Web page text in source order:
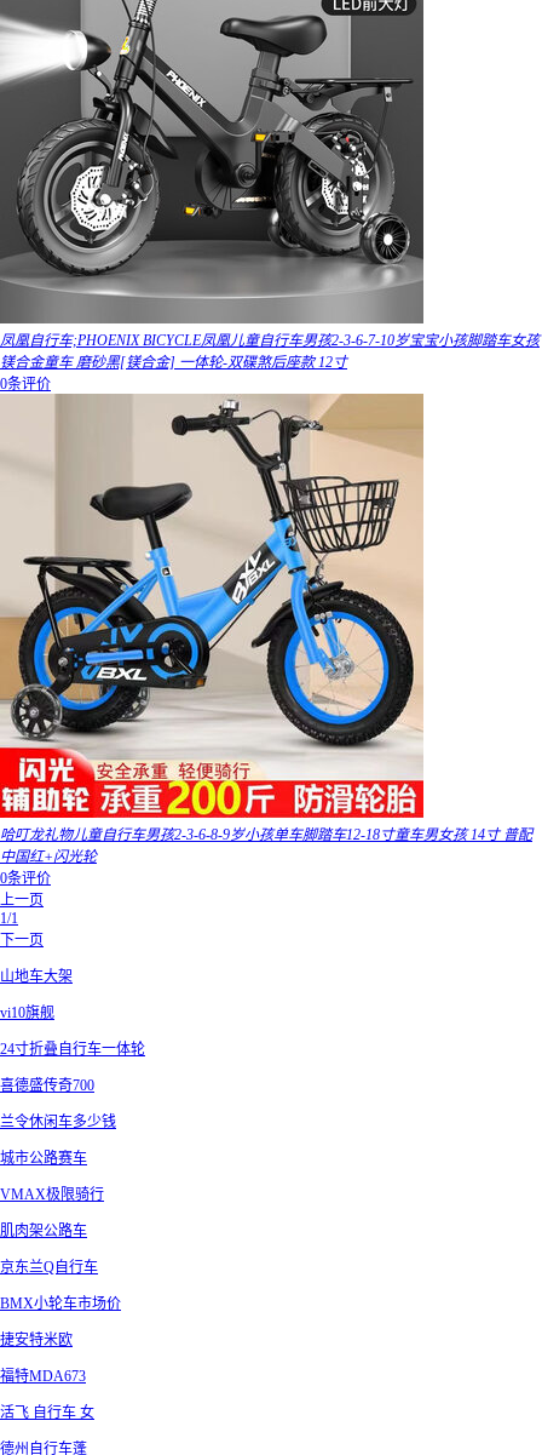
凤凰自行车;PHOENIX BICYCLE凤凰儿童自行车男孩2-3-6-7-10岁宝宝小孩脚踏车女孩
镁合金童车 磨砂黑[镁合金] 一体轮-双碟煞后座款 12寸
0条评价
哈叮龙礼物儿童自行车男孩2-3-6-8-9岁小孩单车脚踏车12-18寸童车男女孩 14寸 普配
中国红+闪光轮
0条评价
上一页
1/1
下一页
山地车大架
vi10旗舰
24寸折叠自行车一体轮
喜德盛传奇700
兰令休闲车多少钱
城市公路赛车
VMAX极限骑行
肌肉架公路车
京东兰Q自行车
BMX小轮车市场价
捷安特米欧
福特MDA673
活飞 自行车 女
德州自行车蓬